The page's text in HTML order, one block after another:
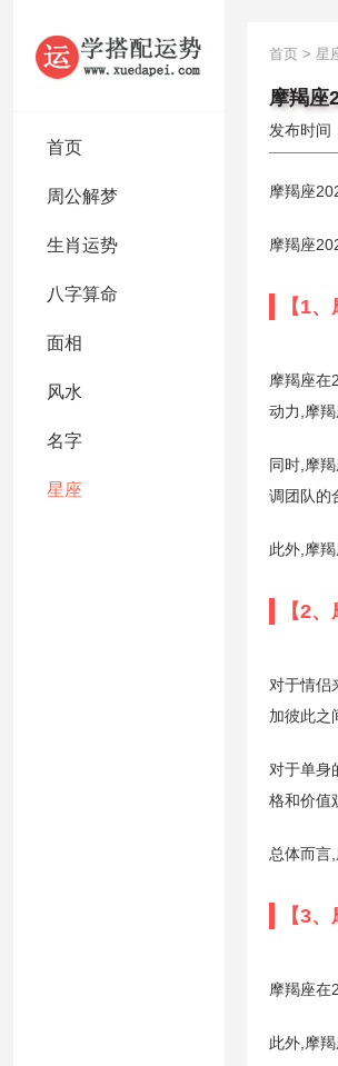
首页
周公解梦
生肖运势
八字算命
面相
风水
名字
星座
首页 > 星
摩羯座
发布时间
摩羯座
摩羯座
【1
摩羯座在
动力,摩
同时,摩
调团队的
此外,摩
【2
对于情侣
加彼此之
对于单身
格和价值
总体而言
【3
摩羯座在
此外,摩